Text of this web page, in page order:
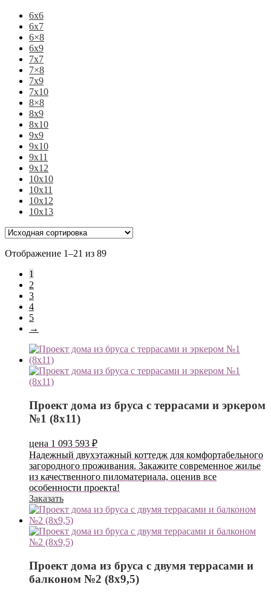
6х6
6х7
6×8
6х9
7х7
7×8
7х9
7х10
8×8
8х9
8х10
9х9
9х10
9х11
9х12
10х10
10х11
10х12
10х13
Отображение 1–21 из 89
1
2
3
4
5
→
Проект дома из бруса с террасами и эркером
№1 (8х11)
цена 1 093 593 ₽
Надежный двухэтажный коттедж для комфортабельного
загородного проживания. Закажите современное жилье
из качественного пиломатериала, оценив все
особенности проекта!
Заказать
Проект дома из бруса с двумя террасами и
балконом №2 (8х9,5)